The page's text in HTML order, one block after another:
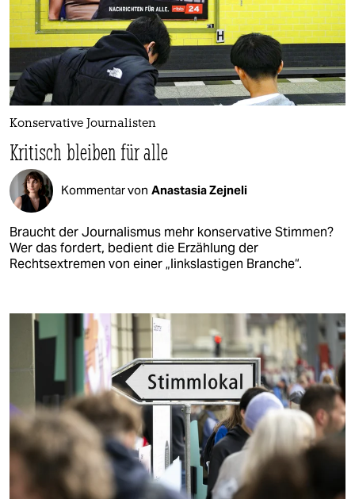
Konservative Journalisten
Kritisch bleiben für alle
Kommentar von Anastasia Zejneli
Braucht der Journalismus mehr konservative Stimmen?
Wer das fordert, bedient die Erzählung der
Rechtsextremen von einer „linkslastigen Branche“.